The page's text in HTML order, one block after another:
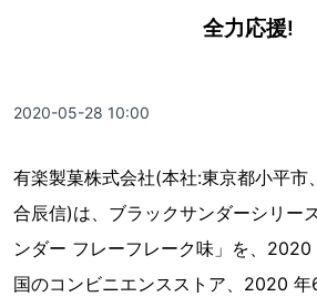
全力応援!
2020-05-28 10:00
有楽製菓株式会社(本社:東京都小平市
合辰信)は、ブラックサンダーシリー
ンダー フレーフレーク味」を、
国のコンビニエンスストア、2020